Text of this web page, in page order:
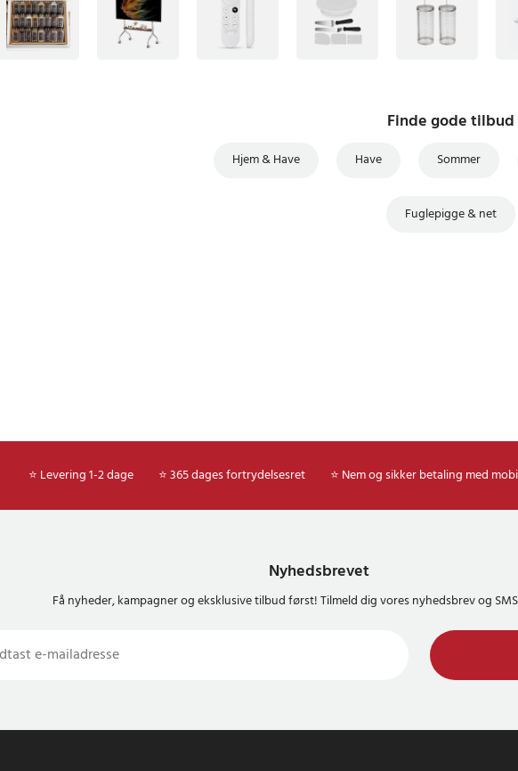
Finde gode tilbud
Hjem & Have Have Sommer
Fuglepigge & net
⭐ Levering 1-2 dage ⭐ 365 dages fortrydelsesret ⭐ Nem og sikker betaling med
Nyhedsbrevet
Få nyheder, kampagner og eksklusive tilbud først! Tilmeld dig vores nyhedsbrev og